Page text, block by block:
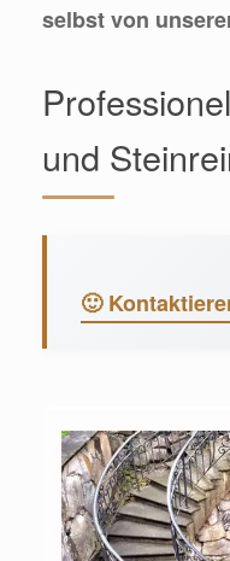
selbst von
und
🙂